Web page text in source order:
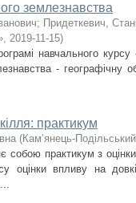
землезнавства
; Придеткевич,
, 2019-11-15)
навчального
-
практикум
(Кам’янець-
собою практикум з
оцінки впливу на